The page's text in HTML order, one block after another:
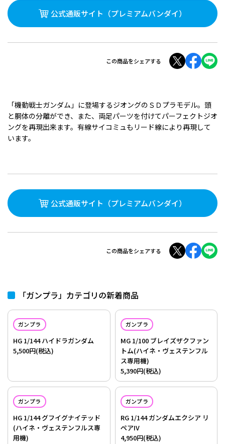
公式通販サイト （プレミアムバンダイ）
この商品をシェアする
「機動戦士ガンダム」に登場するジオングのＳＤプラモデル。頭
と胴体の分離ができ、また、両足パーツを付けてパーフェクトジオ
ングを再現出来ます。有線サイコミュもリード線により再現して
います。
公式通販サイト （プレミアムバンダイ）
この商品をシェアする
「ガンプラ」カテゴリの新着商品
ガンプラ
HG 1/144 ハイドラガンダム
5,500円(税込)
ガンプラ
MG 1/100 ブレイズザクファン
トム(ハイネ・ヴェステンフル
ス専用機)
5,390円(税込)
ガンプラ
HG 1/144 グフイグナイテッド
(ハイネ・ヴェステンフルス専
用機)
ガンプラ
RG 1/144 ガンダムエクシア リ
ペアIV
4,950円(税込)